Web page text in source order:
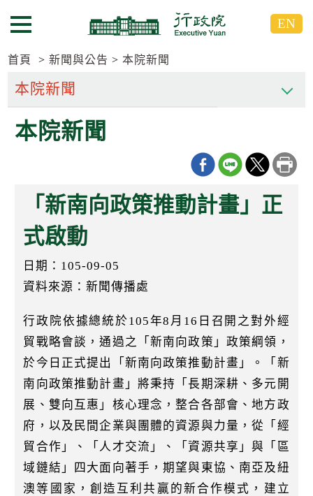
到
要
區
到
要
區
選單按鈕 EN
首頁 新聞與公告 本院新聞
本院新聞
「新南向政策推動計畫」正
式啟動
日期：105-09-05
資料來源：新聞傳播處
行政院依據總統於105年8月16日召開之對外經
貿戰略會談，通過之「新南向政策」政策綱領，
於今日正式提出「新南向政策推動計畫」。「新
南向政策推動計畫」將秉持「長期深耕、多元開
展、雙向互惠」核心理念，整合各部會、地方政
府，以及民間企業與團體的資源與力量，從「經
貿合作」、「人才交流」、「資源共享」與「區
域鏈結」四大面向著手，期望與東協、南亞及紐
澳等國家，創造互利共贏的新合作模式，建立